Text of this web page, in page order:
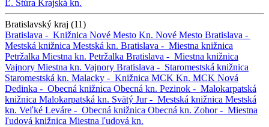
Ľ. Štúra Krajská kn.
Bratislavský kraj (11)
Bratislava - Knižnica Nové Mesto Kn. Nové Mesto Bratislava -
Mestská knižnica Mestská kn. Bratislava - Miestna knižnica
Petržalka Miestna kn. Petržalka Bratislava - Miestna knižnica
Vajnory Miestna kn. Vajnory Bratislava - Staromestská knižnica
Staromestská kn. Malacky - Knižnica MCK Kn. MCK Nová
Dedinka - Obecná knižnica Obecná kn. Pezinok - Malokarpatská
knižnica Malokarpatská kn. Svätý Jur - Mestská knižnica Mestská
kn. Veľké Leváre - Obecná knižnica Obecná kn. Zohor - Miestna
ľudová knižnica Miestna ľudová kn.